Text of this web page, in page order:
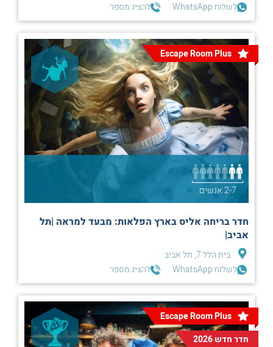
לשלוח WhatsApp
להציג מספר
Escape Room Plus
2-7 אנשים
חדר בריחה אליס בארץ הפלאות: מבעד למראה |תל
אביב|
בית הלל 7, תל אביב
לשלוח WhatsApp
להציג מספר
Escape Room Plus
חדר חדש 2026